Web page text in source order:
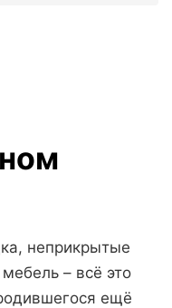
неприкрытые
– всё это
ещё